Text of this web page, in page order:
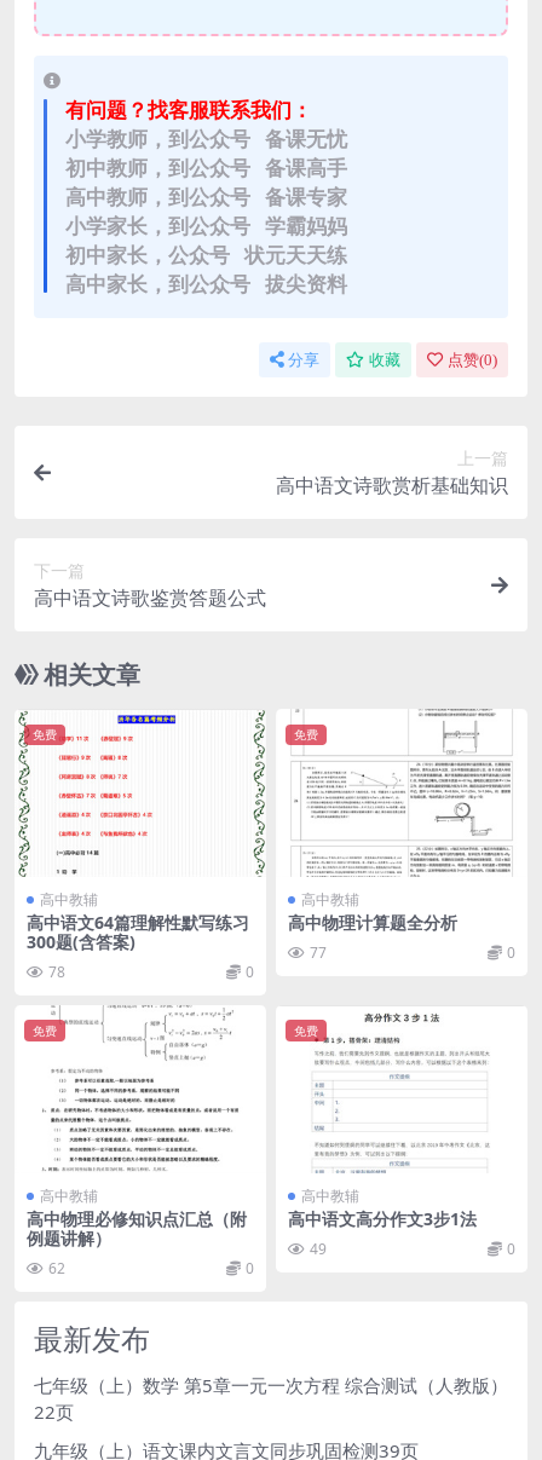
有问题？找客服联系我们：
小学教师，到公众号 备课无忧
初中教师，到公众号 备课高手
高中教师，到公众号 备课专家
小学家长，到公众号 学霸妈妈
初中家长，公众号 状元天天练
高中家长，到公众号 拔尖资料
分享 收藏 点赞(0)
上一篇
高中语文诗歌赏析基础知识
下一篇
高中语文诗歌鉴赏答题公式
相关文章
免费
高中教辅
高中语文64篇理解性默写练习
300题(含答案)
78 0
免费
高中教辅
高中物理计算题全分析
77 0
免费
高中教辅
高中物理必修知识点汇总（附
例题讲解）
62 0
免费
高中教辅
高中语文高分作文3步1法
49 0
最新发布
七年级（上）数学 第5章一元一次方程 综合测试（人教版）
22页
九年级（上）语文课内文言文同步巩固检测39页